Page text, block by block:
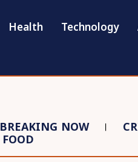
Health Technology
BREAKING NOW
FOOD